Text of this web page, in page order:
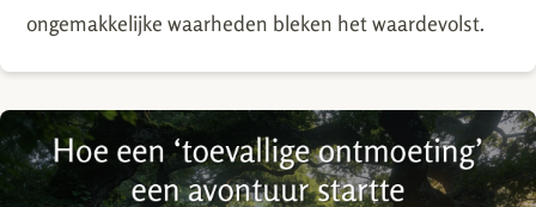
ongemakkelijke waarheden bleken het waardevolst.